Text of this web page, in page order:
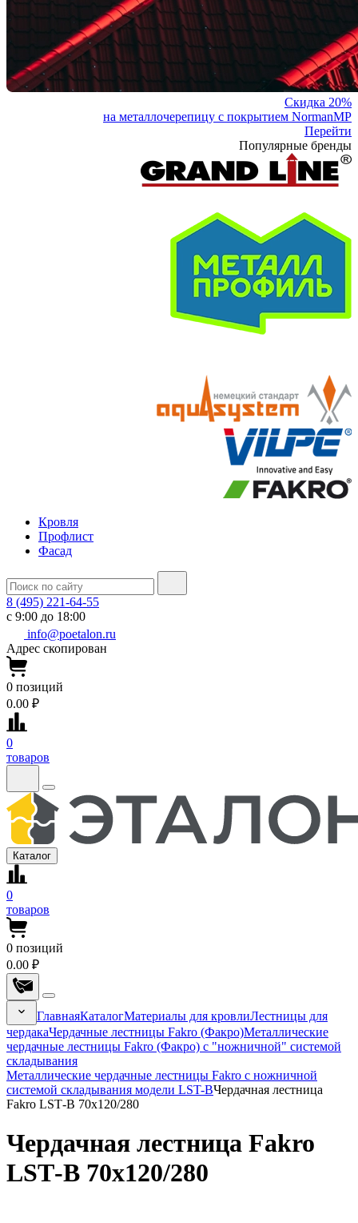
Скидка 20%
на металлочерепицу с покрытием NormanMP
Перейти
Популярные бренды
Кровля
Профлист
Фасад
8 (495) 221-64-55
с 9:00 до 18:00
info@poetalon.ru
Адрес скопирован
0 позиций
0.00 ₽
0
товаров
Каталог
0
товаров
0 позиций
0.00 ₽
ГлавнаяКаталогМатериалы для кровлиЛестницы для
чердакаЧердачные лестницы Fakro (Факро)Металлические
чердачные лестницы Fakro (Факро) с "ножничной" системой
складывания
Металлические чердачные лестницы Fakro с ножничной
системой складывания модели LST-BЧердачная лестница
Fakro LSТ-B 70x120/280
Чердачная лестница Fakro
LSТ-B 70x120/280